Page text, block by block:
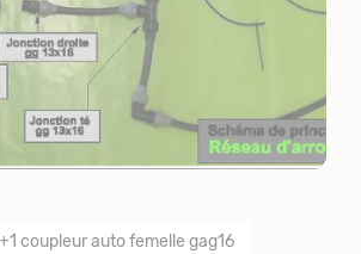
coupleur auto femelle gag16